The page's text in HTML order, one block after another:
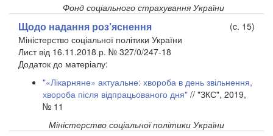
Фонд соціального страхування України
Щодо надання роз’яснення
(c. 15)
Міністерство соціальної політики України
Лист від 16.11.2018 р. № 327/0/247-18
Додаток до матеріалу:
"«Лікарняне» актуальне: хвороба в день звільнення,
хвороба після відпрацьованого дня" // "ЗКС", 2019,
№ 11
Міністерство соціальної політики України